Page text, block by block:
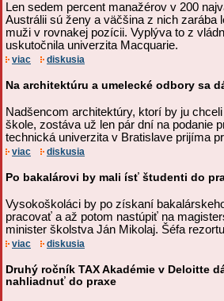
Len sedem percent manažérov v 200
Austrálii sú ženy a väčšina z nich zarába
muži v rovnakej pozícii. Vyplýva to z
uskutočnila univerzita Macquarie.
viac diskusia
Na architektúru a umelecké odbory sa
Nadšencom architektúry, ktorí by ju
škole, zostáva už len pár dní na podanie
technická univerzita v Bratislave prijíma
viac diskusia
Po bakalárovi by mali ísť študenti do
Vysokoškoláci by po získaní
pracovať a až potom nastúpiť na
minister školstva Ján Mikolaj. Šéfa
viac diskusia
Druhý ročník TAX Akadémie v Deloitte
nahliadnuť do praxe